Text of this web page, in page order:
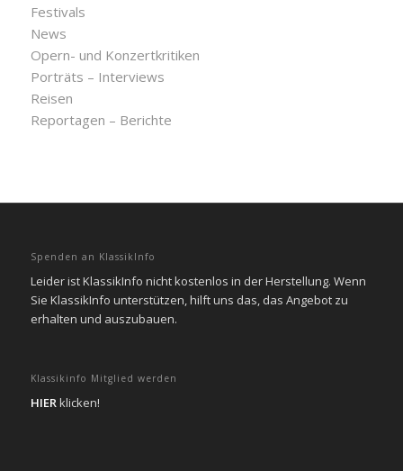
Festivals
News
Opern- und Konzertkritiken
Porträts – Interviews
Reisen
Reportagen – Berichte
Spenden an KlassikInfo
Leider ist KlassikInfo nicht kostenlos in der Herstellung. Wenn
Sie KlassikInfo unterstützen, hilft uns das, das Angebot zu
erhalten und auszubauen.
Klassikinfo Mitglied werden
HIERklicken!